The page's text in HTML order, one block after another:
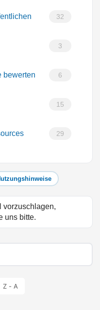
32
3
bewerten 6
15
29
vorzuschlagen,
uns bitte.
Z - A